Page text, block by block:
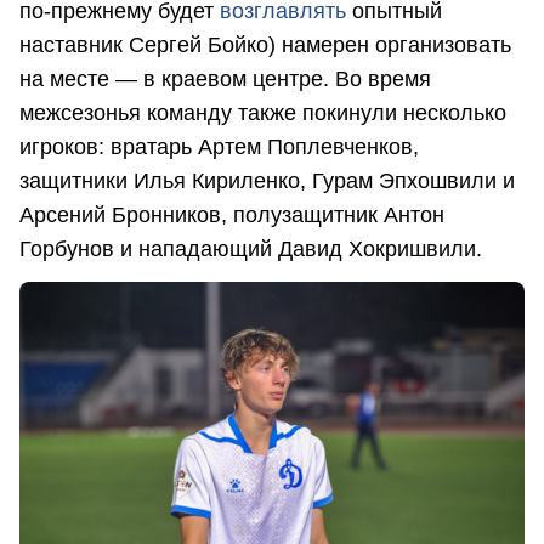
по-прежнему будет возглавлять опытный
наставник Сергей Бойко) намерен организовать
на месте — в краевом центре. Во время
межсезонья команду также покинули несколько
игроков: вратарь Артем Поплевченков,
защитники Илья Кириленко, Гурам Эпхошвили и
Арсений Бронников, полузащитник Антон
Горбунов и нападающий Давид Хокришвили.